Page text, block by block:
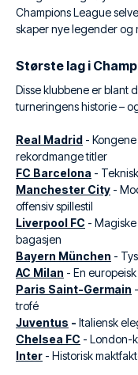
Champions League
skaper nye legender og
Største lag i
Disse klubbene er blant
turneringens historie –
Real Madrid -
rekordmange titler
FC Barcelona -
Manchester City -
offensiv spillestil
Liverpool FC -
bagasjen
Bayern München -
AC Milan - En
Paris Saint-Germain
trofé
Juventus - Italiensk
Chelsea FC - London-
Inter - Historisk